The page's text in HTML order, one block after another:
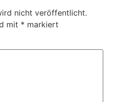
nicht veröffentlicht.
mit * markiert